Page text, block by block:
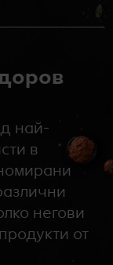
най-
в
негови
от